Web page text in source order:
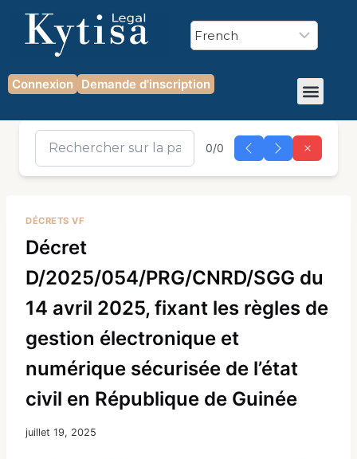
Connexion Demande d'inscription
0/0
DÉCRETS VF
Décret
D/2025/054/PRG/CNRD/SGG du
14 avril 2025, fixant les règles de
gestion électronique et
numérique sécurisée de l’état
civil en République de Guinée
juillet 19, 2025